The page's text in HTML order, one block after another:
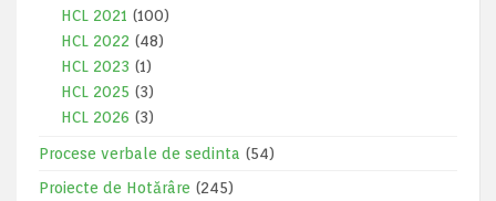
HCL 2021 (100)
HCL 2022 (48)
HCL 2023 (1)
HCL 2025 (3)
HCL 2026 (3)
Procese verbale de sedinta (54)
Proiecte de Hotărâre (245)